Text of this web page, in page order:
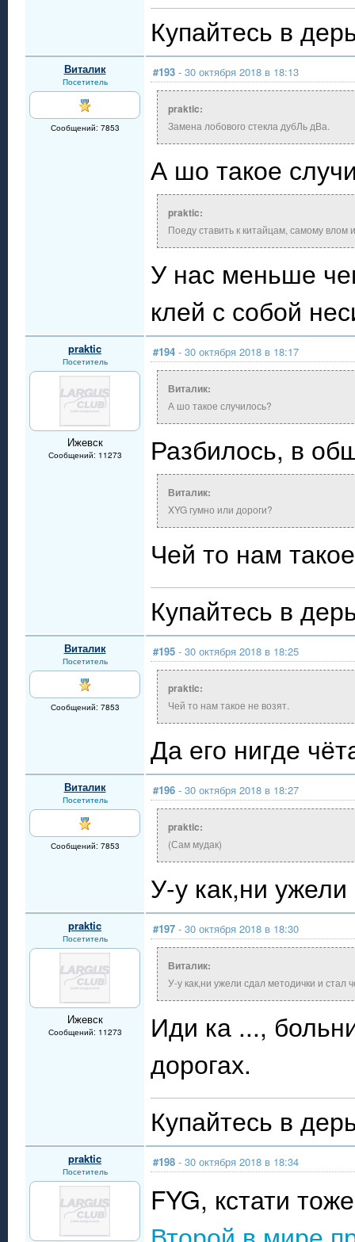
Купайтесь в
Виталик
Посетитель
Сообщений: 7853
#193 - 30 октября 2018 в 18:13
praktic:
Замена лобового стекла дубЛь дВа.
А шо такое
praktic:
Поеду ставить к китайцам, самому
У нас меньше
клей с собой
praktic
Посетитель
Ижевск
Сообщений: 11273
#194 - 30 октября 2018 в 18:17
Виталик:
А шо такое случилось?
Разбилось, в
Виталик:
XYG гумно или дороги?
Чей то нам
Купайтесь в
Виталик
Посетитель
Сообщений: 7853
#195 - 30 октября 2018 в 18:25
praktic:
Чей то нам такое не возят.
Да его нигде
Виталик
Посетитель
Сообщений: 7853
#196 - 30 октября 2018 в 18:27
praktic:
(Сам мудак)
У-у как,ни
praktic
Посетитель
Ижевск
Сообщений: 11273
#197 - 30 октября 2018 в 18:30
Виталик:
У-у как,ни ужели сдал методички и стал
Иди ка ...,
дорогах.
Купайтесь в
praktic
Посетитель
#198 - 30 октября 2018 в 18:34
FYG, кстати